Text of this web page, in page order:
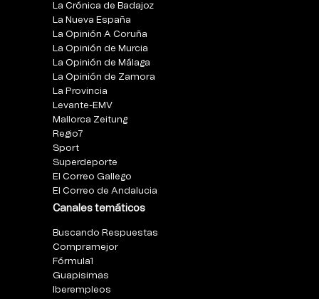
La Crónica de Badajoz
La Nueva España
La Opinión A Coruña
La Opinión de Murcia
La Opinión de Málaga
La Opinión de Zamora
La Provincia
Levante-EMV
Mallorca Zeitung
Regio7
Sport
Superdeporte
El Correo Gallego
El Correo de Andalucia
Canales temáticos
Buscando Respuestas
Compramejor
Fórmula1
Guapisimas
Iberempleos